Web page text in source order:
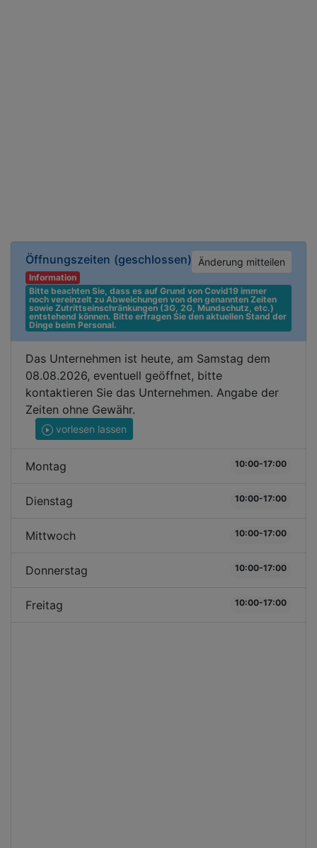
Öffnungszeiten (geschlossen) Änderung mitteilen
Information
Bitte beachten Sie, dass es auf Grund von Covid19 immer
noch vereinzelt zu Abweichungen von den genannten Zeiten
sowie Zutrittseinschränkungen (3G, 2G, Mundschutz, etc.)
entstehend können. Bitte erfragen Sie den aktuellen Stand der
Dinge beim Personal.
Das Unternehmen ist heute, am Samstag dem
08.08.2026, eventuell geöffnet, bitte
kontaktieren Sie das Unternehmen. Angabe der
Zeiten ohne Gewähr.
vorlesen lassen
Montag 10:00-17:00
Dienstag 10:00-17:00
Mittwoch 10:00-17:00
Donnerstag 10:00-17:00
Freitag 10:00-17:00